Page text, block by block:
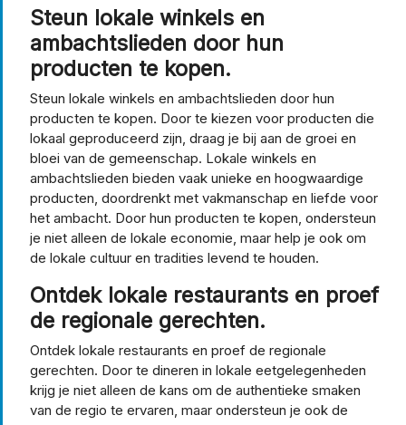
Steun lokale winkels en
ambachtslieden door hun
producten te kopen.
Steun lokale winkels en ambachtslieden door hun
producten te kopen. Door te kiezen voor producten die
lokaal geproduceerd zijn, draag je bij aan de groei en
bloei van de gemeenschap. Lokale winkels en
ambachtslieden bieden vaak unieke en hoogwaardige
producten, doordrenkt met vakmanschap en liefde voor
het ambacht. Door hun producten te kopen, ondersteun
je niet alleen de lokale economie, maar help je ook om
de lokale cultuur en tradities levend te houden.
Ontdek lokale restaurants en proef
de regionale gerechten.
Ontdek lokale restaurants en proef de regionale
gerechten. Door te dineren in lokale eetgelegenheden
krijg je niet alleen de kans om de authentieke smaken
van de regio te ervaren, maar ondersteun je ook de